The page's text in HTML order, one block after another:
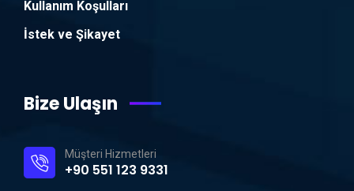
Kullanım Koşulları
İstek ve Şikayet
Bize Ulaşın
Müşteri Hizmetleri
+90 551 123 9331